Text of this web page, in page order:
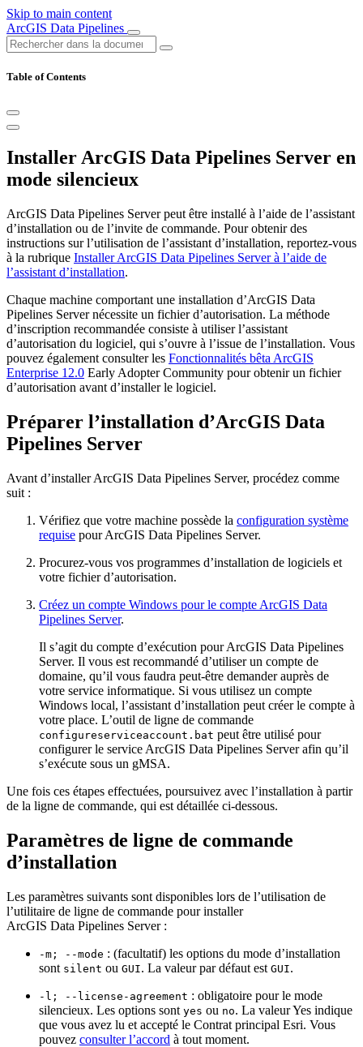
Skip to main content
ArcGIS Data Pipelines
Table of Contents
Installer ArcGIS Data Pipelines Server en
mode silencieux
ArcGIS Data Pipelines Server peut être installé à l’aide de l’assistant
d’installation ou de l’invite de commande. Pour obtenir des
instructions sur l’utilisation de l’assistant d’installation, reportez-vous
à la rubrique Installer ArcGIS Data Pipelines Server à l’aide de
l’assistant d’installation.
Chaque machine comportant une installation d’ArcGIS Data
Pipelines Server nécessite un fichier d’autorisation. La méthode
d’inscription recommandée consiste à utiliser l’assistant
d’autorisation du logiciel, qui s’ouvre à l’issue de l’installation. Vous
pouvez également consulter les Fonctionnalités bêta ArcGIS
Enterprise 12.0 Early Adopter Community pour obtenir un fichier
d’autorisation avant d’installer le logiciel.
Préparer l’installation d’ArcGIS Data
Pipelines Server
Avant d’installer ArcGIS Data Pipelines Server, procédez comme
suit :
Vérifiez que votre machine possède la configuration système
requise pour ArcGIS Data Pipelines Server.
Procurez-vous vos programmes d’installation de logiciels et
votre fichier d’autorisation.
Créez un compte Windows pour le compte ArcGIS Data
Pipelines Server.
Il s’agit du compte d’exécution pour ArcGIS Data Pipelines
Server. Il vous est recommandé d’utiliser un compte de
domaine, qu’il vous faudra peut-être demander auprès de
votre service informatique. Si vous utilisez un compte
Windows local, l’assistant d’installation peut créer le compte à
votre place. L’outil de ligne de commande
configureserviceaccount.bat peut être utilisé pour
configurer le service ArcGIS Data Pipelines Server afin qu’il
s’exécute sous un gMSA.
Une fois ces étapes effectuées, poursuivez avec l’installation à partir
de la ligne de commande, qui est détaillée ci-dessous.
Paramètres de ligne de commande
d’installation
Les paramètres suivants sont disponibles lors de l’utilisation de
l’utilitaire de ligne de commande pour installer
ArcGIS Data Pipelines Server :
-m; --mode : (facultatif) les options du mode d’installation
sont silent ou GUI. La valeur par défaut est GUI.
-l; --license-agreement : obligatoire pour le mode
silencieux. Les options sont yes ou no. La valeur Yes indique
que vous avez lu et accepté le Contrat principal Esri. Vous
pouvez consulter l’accord à tout moment.